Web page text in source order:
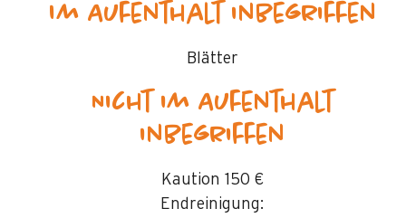
Im Aufenthalt inbegriffen
Blätter
Nicht im Aufenthalt
inbegriffen
Kaution 150 €
Endreinigung: